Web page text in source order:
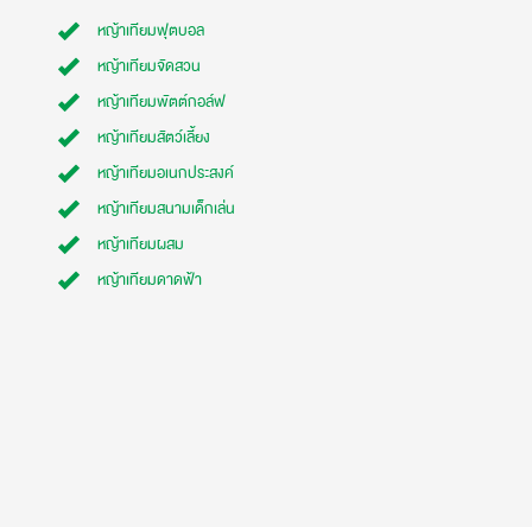
หญ้าเทียมฟุตบอล
หญ้าเทียมจัดสวน
หญ้าเทียมพัตต์กอล์ฟ
หญ้าเทียมสัตว์เลี้ยง
หญ้าเทียมอเนกประสงค์
หญ้าเทียมสนามเด็กเล่น
หญ้าเทียมผสม
หญ้าเทียมดาดฟ้า